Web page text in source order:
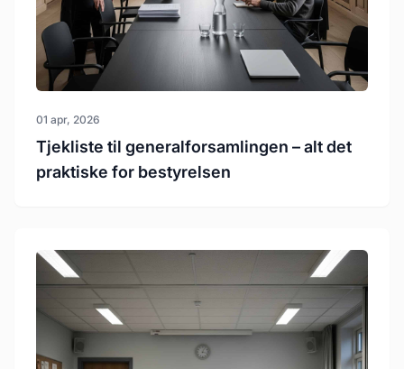
01 apr, 2026
Tjekliste til generalforsamlingen – alt det
praktiske for bestyrelsen